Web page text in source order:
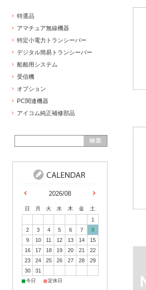
特選品
アマチュア無線機器
特定小電力トランシーバー
デジタル簡易トランシーバー
船舶用システム
受信機
オプション
PC関連機器
アイコム純正補修部品
2026/08
日 月 火 水 木 金
土
1
2
3 4 5 6 7
8
9
10 11 12 13 14
15
16
17 18 19 20 21
22
23
24 25 26 27 28
29
30
31
■今日 ■定休日